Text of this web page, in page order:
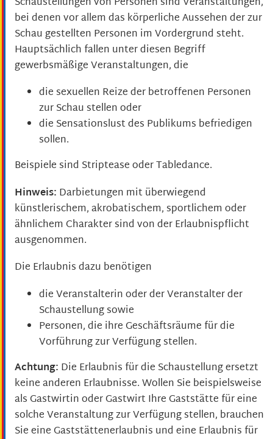
bei denen vor allem das körperliche Aussehen der zur
Schau gestellten Personen im Vordergrund steht.
Hauptsächlich fallen unter diesen Begriff
gewerbsmäßige Veranstaltungen, die
die sexuellen Reize der betroffenen Personen
zur Schau stellen oder
die Sensationslust des Publikums befriedigen
sollen.
Beispiele sind Striptease oder Tabledance.
Hinweis: Darbietungen mit überwiegend
künstlerischem, akrobatischem, sportlichem oder
ähnlichem Charakter sind von der Erlaubnispflicht
ausgenommen.
Die Erlaubnis dazu benötigen
die Veranstalterin oder der Veranstalter der
Schaustellung sowie
Personen, die ihre Geschäftsräume für die
Vorführung zur Verfügung stellen.
Achtung: Die Erlaubnis für die Schaustellung ersetzt
keine anderen Erlaubnisse.Wollen Sie beispielsweise
als Gastwirtin oder Gastwirt Ihre Gaststätte für eine
solche Veranstaltung zur Verfügung stellen, brauchen
Sie eine Gaststättenerlaubnis und eine Erlaubnis für